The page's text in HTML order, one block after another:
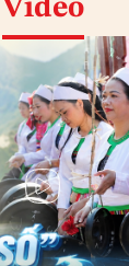
Video